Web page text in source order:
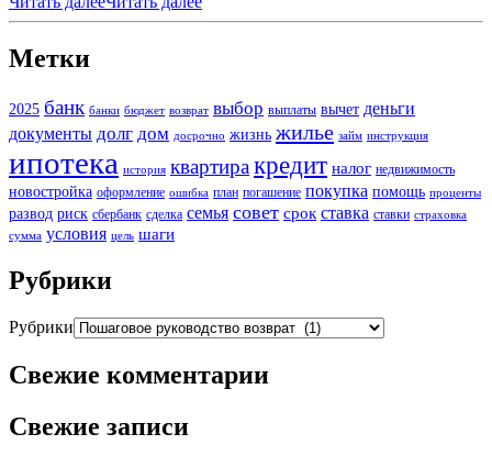
Метки
2025 банк банки бюджет возврат выбор выплаты вычет деньги
документы долг дом досрочно жизнь жилье займ инструкция
ипотека история квартиракредит налог недвижимость
новостройка оформление ошибка план погашение покупка помощь проценты
развод риск сбербанк сделка семья совет срок ставка ставки страховка
сумма условия цель шаги
Рубрики
Рубрики
Свежие комментарии
Свежие записи